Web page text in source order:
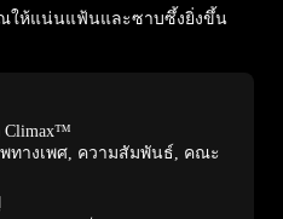
ให้แน่นแฟ้นและซาบซึ้งยิ่งขึ้น
ทางเพศ, ความสัมพันธ์, คณะ